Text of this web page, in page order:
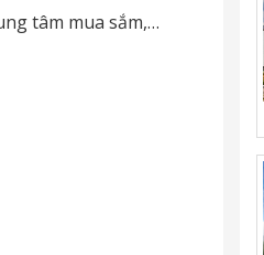
tâm mua sắm,…